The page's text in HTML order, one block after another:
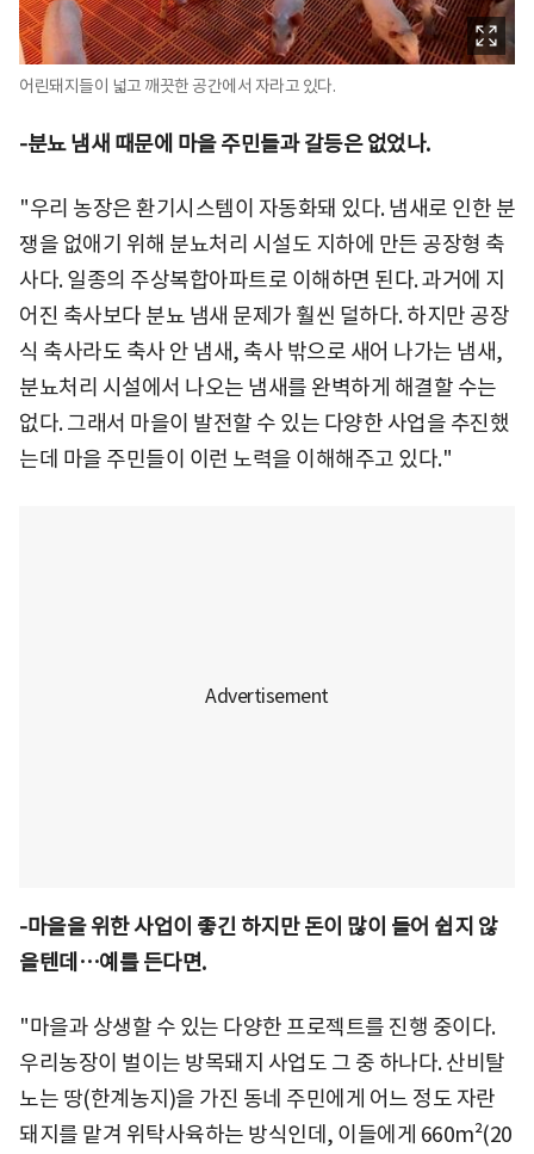
어린돼지들이 넓고 깨끗한 공간에서 자라고 있다.
-분뇨 냄새 때문에 마을 주민들과 갈등은 없었나.
"우리 농장은 환기시스템이 자동화돼 있다. 냄새로 인한 분
쟁을 없애기 위해 분뇨처리 시설도 지하에 만든 공장형 축
사다. 일종의 주상복합아파트로 이해하면 된다. 과거에 지
어진 축사보다 분뇨 냄새 문제가 훨씬 덜하다. 하지만 공장
식 축사라도 축사 안 냄새, 축사 밖으로 새어 나가는 냄새,
분뇨처리 시설에서 나오는 냄새를 완벽하게 해결할 수는
없다. 그래서 마을이 발전할 수 있는 다양한 사업을 추진했
는데 마을 주민들이 이런 노력을 이해해주고 있다."
-마을을 위한 사업이 좋긴 하지만 돈이 많이 들어 쉽지 않
을텐데…예를 든다면.
"마을과 상생할 수 있는 다양한 프로젝트를 진행 중이다.
우리농장이 벌이는 방목돼지 사업도 그 중 하나다. 산비탈
노는 땅(한계농지)을 가진 동네 주민에게 어느 정도 자란
돼지를 맡겨 위탁사육하는 방식인데, 이들에게 660m²(20